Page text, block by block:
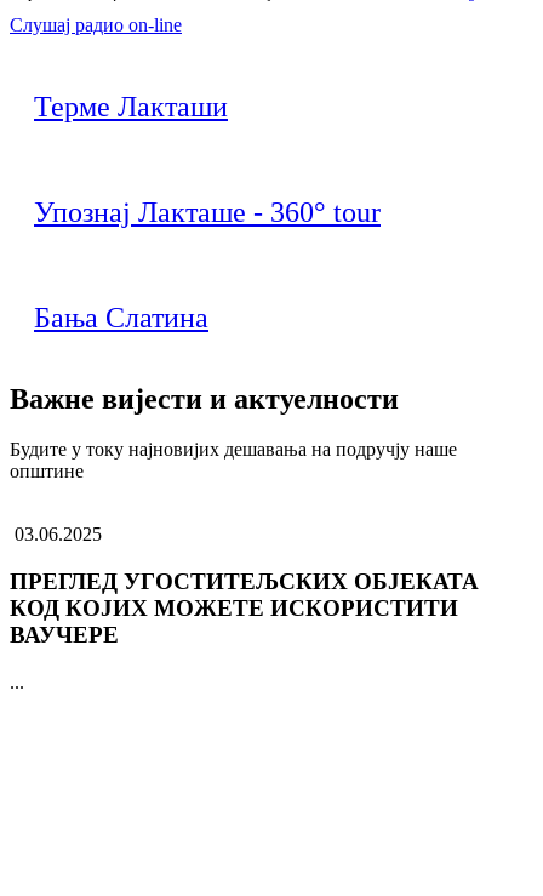
Слушај радио on-line
Терме Лакташи
Упознај Лакташе - 360° tour
Бања Слатина
Важне вијести и актуелности
Будите у току најновијих дешавања на подручју наше
општине
03.06.2025
ПРЕГЛЕД УГОСТИТЕЉСКИХ ОБЈЕКАТА
КОД КОЈИХ МОЖЕТЕ ИСКОРИСТИТИ
ВАУЧЕРЕ
...